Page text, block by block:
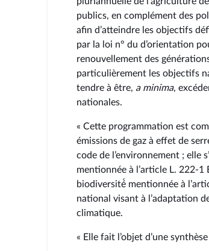
publics, en complément des
afin d’atteindre les objectifs
par la loi n° du d’orientation
renouvellement des
particulièrement les objectifs
tendre à être, a minima,
nationales.
« Cette programmation est
émissions de gaz à effet de
code de l’environnement ; elle
mentionnée à l’article L.
biodiversité́ mentionnée à
national visant à l’adaptation
climatique.
« Elle fait l’objet d’une